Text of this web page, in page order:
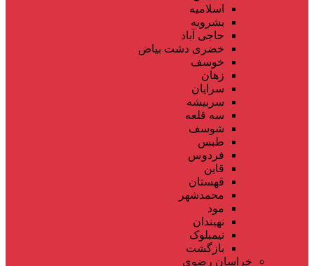
اسلامیه
بشرویه
حاجی آباد
خضری دشت بیاض
خوسف
زهان
سرایان
سربیشه
سه قلعه
شوسف
طبس
فردوس
قاین
قهستان
محمدشهر
مود
نهبندان
نیمبلوک
بازگشت
خراسان رضوی